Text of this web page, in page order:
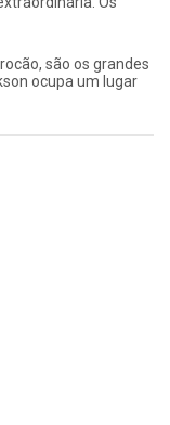
são os grandes
ocupa um lugar